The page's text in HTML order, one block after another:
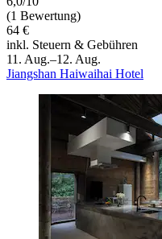
(1 Bewertung)
64 €
inkl. Steuern & Gebühren
11. Aug.–12. Aug.
Jiangshan Haiwaihai Hotel